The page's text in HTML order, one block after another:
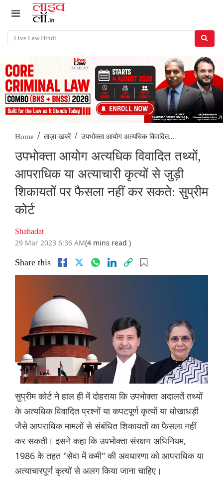
Home / ताज़ा खबरें / उपभोक्ता आयोग अत्यधिक विवादित...
उपभोक्ता आयोग अत्यधिक विवादित तथ्यों,
आपराधिक या अत्याचारी कृत्यों से जुड़ी
शिकायतों पर फैसला नहीं कर सकते: सुप्रीम
कोर्ट
Shahadat
29 Mar 2023 6:36 AM(4 mins read )
Share this
सुप्रीम कोर्ट ने हाल ही में दोहराया कि उपभोक्ता अदालतें तथ्यों
के अत्यधिक विवादित प्रश्नों या कपटपूर्ण कृत्यों या धोखाधड़ी
जैसे आपराधिक मामलों से संबंधित शिकायतों का फैसला नहीं
कर सकती। इसने कहा कि उपभोक्ता संरक्षण अधिनियम,
1986 के तहत "सेवा में कमी" की अवधारणा को आपराधिक या
अत्याचारपूर्ण कृत्यों से अलग किया जाना चाहिए।